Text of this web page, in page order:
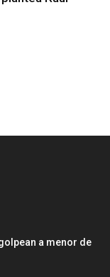
a menor de